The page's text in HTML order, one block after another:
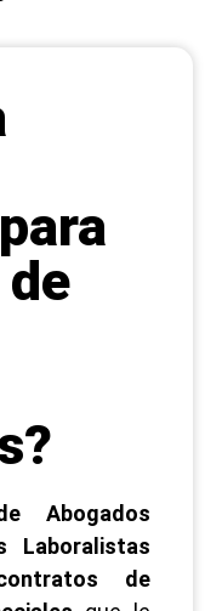
Abogados
Laboralistas
de